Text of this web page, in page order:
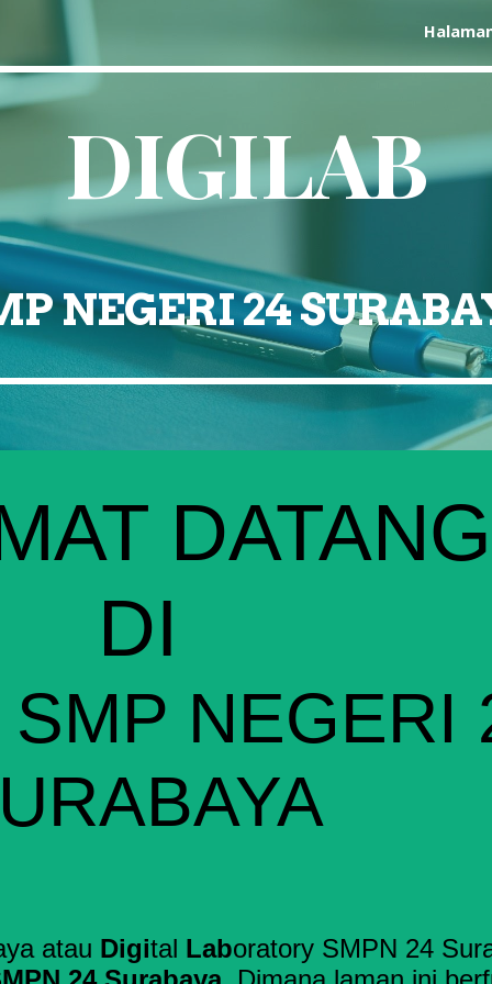
Skip to
DIGILAB
NEGERI 24
DATANG
DI
NEGERI
atau Digital Laboratory SMPN 24